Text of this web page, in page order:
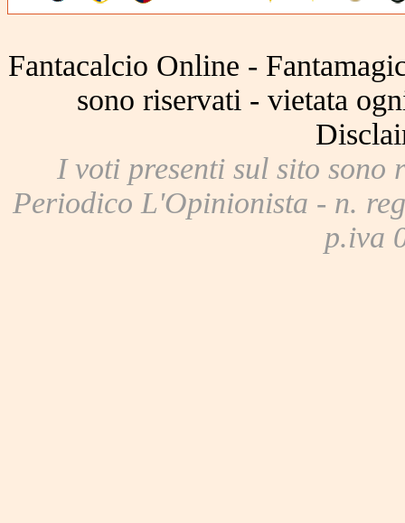
Fantacalcio Online -
sono riservati - vietata
I voti presenti sul sito sono
Periodico L'Opinionista - n.
p.iva